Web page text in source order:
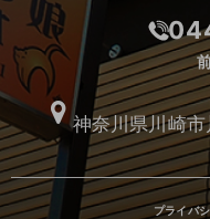
神奈川県川崎
プライバ